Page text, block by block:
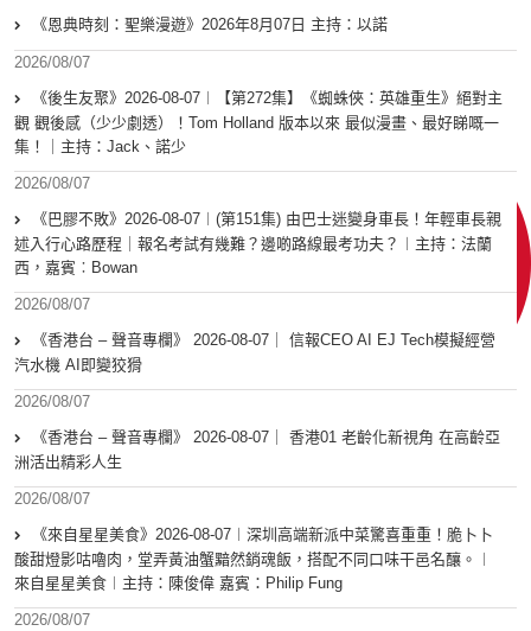
《恩典時刻：聖樂漫遊》2026年8月07日 主持：以諾
2026/08/07
《後生友聚》2026-08-07︱【第272集】《蜘蛛俠：英雄重生》絕對主
觀 觀後感（少少劇透）！Tom Holland 版本以來 最似漫畫、最好睇嘅一
集！｜主持：Jack、諾少
2026/08/07
《巴膠不敗》2026-08-07︱(第151集) 由巴士迷變身車長！年輕車長親
述入行心路歷程｜報名考試有幾難？邊啲路線最考功夫？︱主持：法蘭
西，嘉賓︰Bowan
2026/08/07
《香港台 – 聲音專欄》 2026-08-07｜ 信報CEO AI EJ Tech模擬經營
汽水機 AI即變狡猾
2026/08/07
《香港台 – 聲音專欄》 2026-08-07｜ 香港01 老齡化新視角 在高齡亞
洲活出精彩人生
2026/08/07
《來自星星美食》2026-08-07︱深圳高端新派中菜驚喜重重！脆卜卜
酸甜燈影咕嚕肉，堂弄黃油蟹黯然銷魂飯，搭配不同口味干邑名釀。︱
來自星星美食︱主持：陳俊偉 嘉賓：Philip Fung
2026/08/07